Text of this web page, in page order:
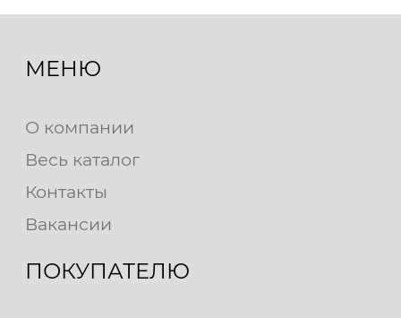
МЕНЮ
О компании
Весь каталог
Контакты
Вакансии
ПОКУПАТЕЛЮ